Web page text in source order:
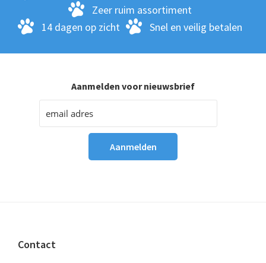
Zeer ruim assortiment
14 dagen op zicht
Snel en veilig betalen
Aanmelden voor nieuwsbrief
Footer
Contact